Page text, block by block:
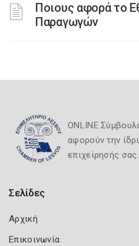
Ποιους αφορά το
Παραγωγών
ONLINE
αφορούν την
επιχείρησής σας.
Σελίδες
Αρχική
Επικοινωνία